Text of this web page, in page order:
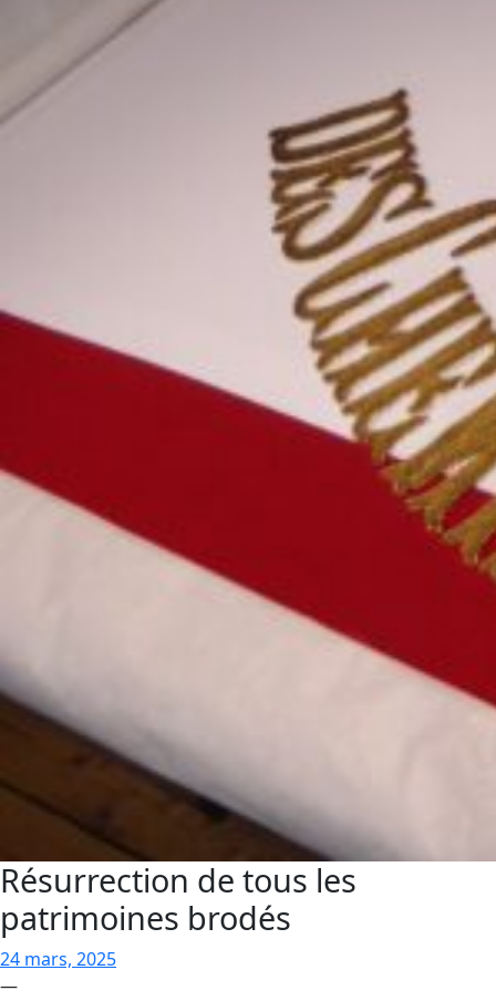
Résurrection de tous les
patrimoines brodés
24 mars, 2025
—